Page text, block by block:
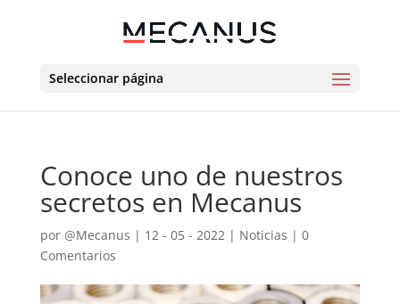
Seleccionar página
Conoce uno de nuestros
secretos en Mecanus
por @Mecanus | 12 - 05 - 2022| Noticias | 0
Comentarios